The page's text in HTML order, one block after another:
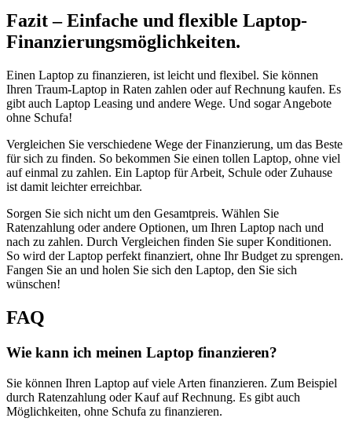
Fazit – Einfache und flexible Laptop-
Finanzierungsmöglichkeiten.
Einen Laptop zu finanzieren, ist leicht und flexibel. Sie können
Ihren Traum-Laptop in Raten zahlen oder auf Rechnung kaufen. Es
gibt auch Laptop Leasing und andere Wege. Und sogar Angebote
ohne Schufa!
Vergleichen Sie verschiedene Wege der Finanzierung, um das Beste
für sich zu finden. So bekommen Sie einen tollen Laptop, ohne viel
auf einmal zu zahlen. Ein Laptop für Arbeit, Schule oder Zuhause
ist damit leichter erreichbar.
Sorgen Sie sich nicht um den Gesamtpreis. Wählen Sie
Ratenzahlung oder andere Optionen, um Ihren Laptop nach und
nach zu zahlen. Durch Vergleichen finden Sie super Konditionen.
So wird der Laptop perfekt finanziert, ohne Ihr Budget zu sprengen.
Fangen Sie an und holen Sie sich den Laptop, den Sie sich
wünschen!
FAQ
Wie kann ich meinen Laptop finanzieren?
Sie können Ihren Laptop auf viele Arten finanzieren. Zum Beispiel
durch Ratenzahlung oder Kauf auf Rechnung. Es gibt auch
Möglichkeiten, ohne Schufa zu finanzieren.